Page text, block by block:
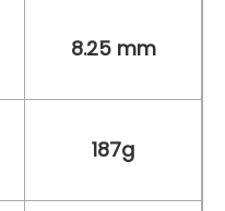
8.25 mm
187g